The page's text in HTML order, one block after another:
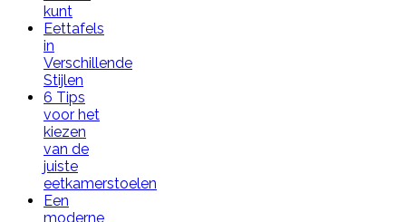
kunt
Eettafels
in
Verschillende
Stijlen
6 Tips
voor het
kiezen
van de
juiste
eetkamerstoelen
Een
moderne